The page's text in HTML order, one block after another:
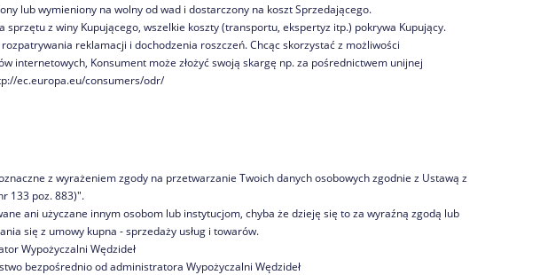
lub wymieniony na wolny od wad i dostarczony na koszt Sprzedającego.
z winy Kupującego, wszelkie koszty (transportu, ekspertyz itp.) pokrywa Kupujący.
reklamacji i dochodzenia roszczeń. Chcąc skorzystać z możliwości
internetowych, Konsument może złożyć swoją skargę np. za pośrednictwem unijnej
ec.europa.eu/consumers/odr/
z wyrażeniem zgody na przetwarzanie Twoich danych osobowych zgodnie z Ustawą z
133 poz. 883)".
ani użyczane innym osobom lub instytucjom, chyba że dzieję się to za wyraźną zgodą lub
się z umowy kupna - sprzedaży usług i towarów.
Wypożyczalni Wędzideł
bezpośrednio od administratora Wypożyczalni Wędzideł